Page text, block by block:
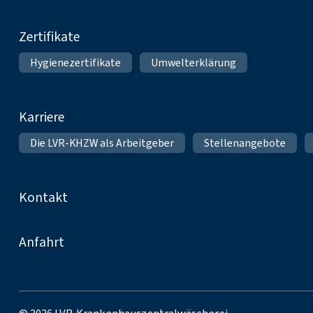
Zertifikate
Hygienezertifikate Umwelterklärung
Karriere
Die LVR-KHZW als Arbeitgeber Stellenangebote
Kontakt
Anfahrt